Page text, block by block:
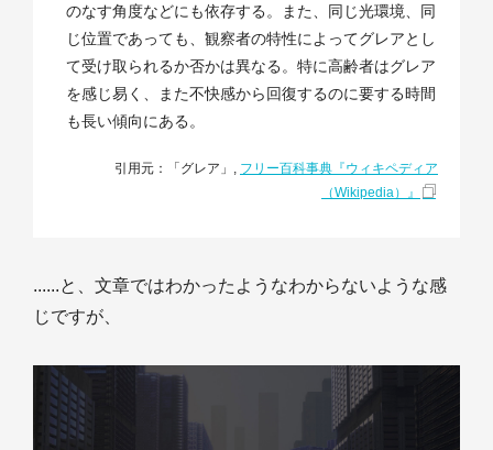
のなす角度などにも依存する。また、同じ光環境、同
じ位置であっても、観察者の特性によってグレアとし
て受け取られるか否かは異なる。特に高齢者はグレア
を感じ易く、また不快感から回復するのに要する時間
も長い傾向にある。
引用元：「グレア」, フリー百科事典『ウィキペディア
（Wikipedia）』
......と、文章ではわかったようなわからないような感
じですが、